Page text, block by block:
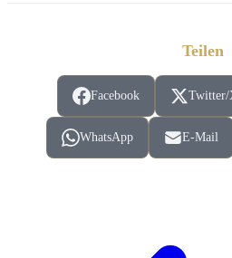
Teilen
Facebook Twitter/
WhatsApp E-Mail